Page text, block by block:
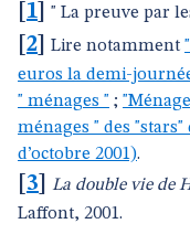
1 " La preuve par
2 Lire notamment
euros la demi-
" ménages " ;
ménages " des
d’octobre 2001).
3 La double vie de
Laffont, 2001.